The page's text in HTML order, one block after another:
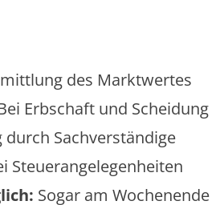
des Marktwertes
Erbschaft und Scheidung
Sachverständige
Steuerangelegenheiten
Sogar am Wochenende